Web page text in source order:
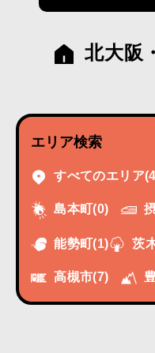
北大阪
エリア検索
すべてのエリア
島本町(0)
能勢町(1) 茨
高槻市(7)